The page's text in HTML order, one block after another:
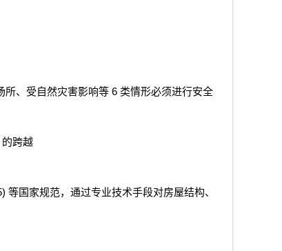
所、受自然灾害影响等 6 类情形必须进行安全
的跨越
等国家规范，通过专业技术手段对房屋结构、